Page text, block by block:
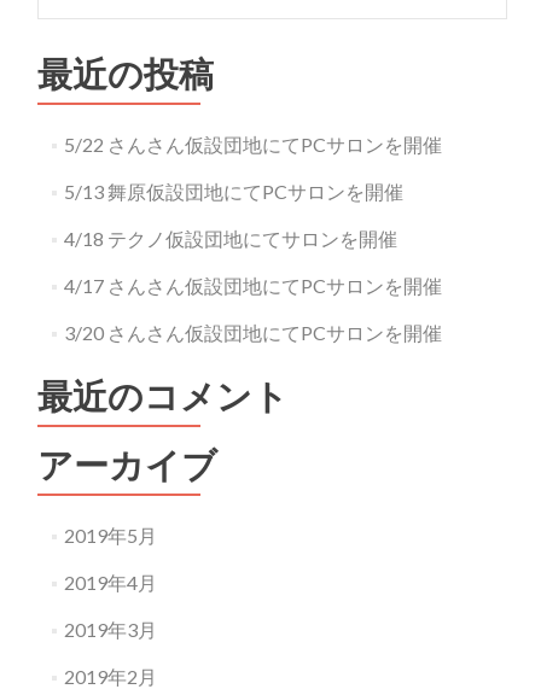
最近の投稿
5/22 さんさん仮設団地にてPCサロンを開催
5/13 舞原仮設団地にてPCサロンを開催
4/18 テクノ仮設団地にてサロンを開催
4/17 さんさん仮設団地にてPCサロンを開催
3/20 さんさん仮設団地にてPCサロンを開催
最近のコメント
アーカイブ
2019年5月
2019年4月
2019年3月
2019年2月